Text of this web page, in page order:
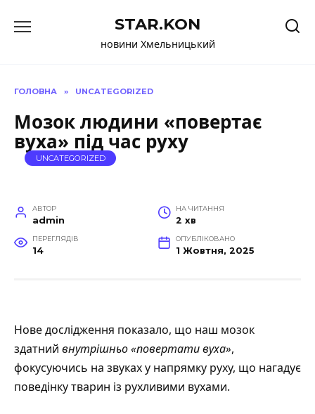
до
STAR.KON
новини Хмельницький
ГОЛОВНА » UNCATEGORIZED
Мозок людини «повертає
вуха» під час руху
UNCATEGORIZED
АВТОР
admin
НА ЧИТАННЯ
2 хв
ПЕРЕГЛЯДІВ
14
ОПУБЛІКОВАНО
1 Жовтня, 2025
Нове дослідження показало, що наш мозок
здатний внутрішньо «повертати вуха»,
фокусуючись на звуках у напрямку руху, що нагадує
поведінку тварин із рухливими вухами.